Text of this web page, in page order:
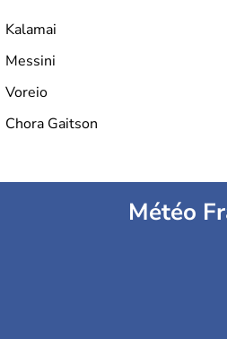
Kalamai
Messini
Voreio
Chora Gaitson
Météo